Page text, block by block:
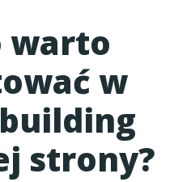
warto
w
strony?